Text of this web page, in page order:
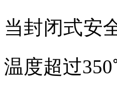
当封闭式安
温度超过350